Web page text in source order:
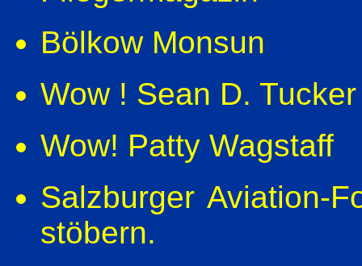
Bölkow Monsun
Wow ! Sean D. Tucker
Wow! Patty Wagstaff
Salzburger Aviation-
stöbern.